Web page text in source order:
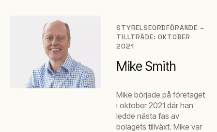
STYRELSEORDFÖRANDE –
TILLTRÄDE: OKTOBER
2021
Mike Smith
Mike började på företaget
i oktober 2021 där han
ledde nästa fas av
bolagets tillväxt. Mike var